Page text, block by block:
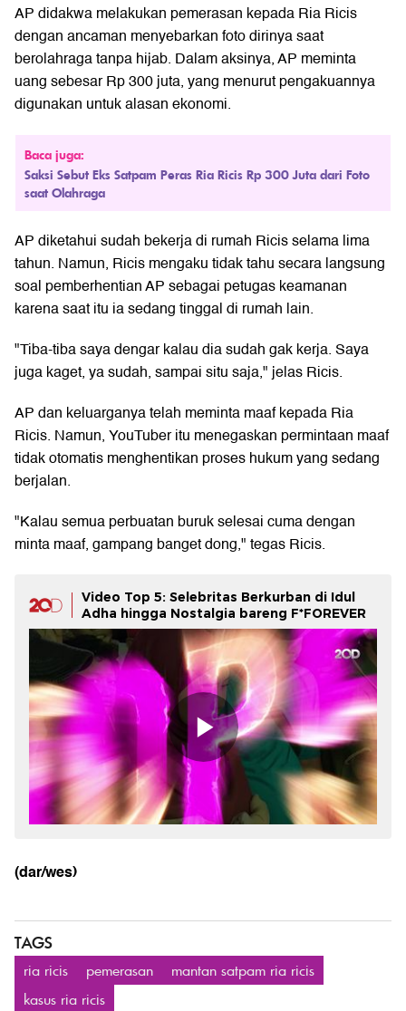
AP didakwa melakukan pemerasan kepada Ria Ricis
dengan ancaman menyebarkan foto dirinya saat
berolahraga tanpa hijab. Dalam aksinya, AP meminta
uang sebesar Rp 300 juta, yang menurut pengakuannya
digunakan untuk alasan ekonomi.
Baca juga:
Saksi Sebut Eks Satpam Peras Ria Ricis Rp 300 Juta dari Foto
saat Olahraga
AP diketahui sudah bekerja di rumah Ricis selama lima
tahun. Namun, Ricis mengaku tidak tahu secara langsung
soal pemberhentian AP sebagai petugas keamanan
karena saat itu ia sedang tinggal di rumah lain.
"Tiba-tiba saya dengar kalau dia sudah gak kerja. Saya
juga kaget, ya sudah, sampai situ saja," jelas Ricis.
AP dan keluarganya telah meminta maaf kepada Ria
Ricis. Namun, YouTuber itu menegaskan permintaan maaf
tidak otomatis menghentikan proses hukum yang sedang
berjalan.
"Kalau semua perbuatan buruk selesai cuma dengan
minta maaf, gampang banget dong," tegas Ricis.
Video Top 5: Selebritas Berkurban di Idul
Adha hingga Nostalgia bareng F*FOREVER
(dar/wes)
TAGS
ria ricis pemerasan
mantan satpam ria ricis
kasus ria ricis